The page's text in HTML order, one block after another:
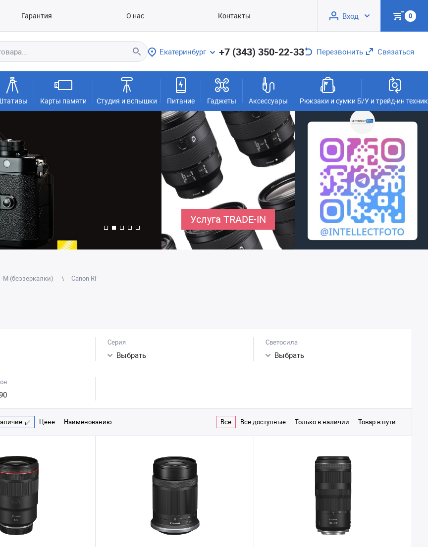
Гарантия О нас Контакты Вход 0
Екатеринбург +7 (343) 350-22-33 Перезвонить Связаться
Карты памяти Студия и вспышки Питание Гаджеты Аксессуары Рюкзаки и сумки Б/У и трейд-ин
Услуга TRADE-IN
M (беззеркалки) Canon RF
Серия
Выбрать
Светосила
Выбрать
Цене Наименованию Все Все доступные Только в наличии Товар в пути